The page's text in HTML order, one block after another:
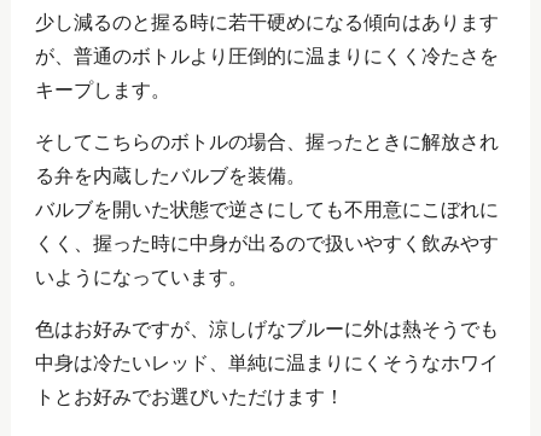
少し減るのと握る時に若干硬めになる傾向はあります
が、普通のボトルより圧倒的に温まりにくく冷たさを
キープします。
そしてこちらのボトルの場合、握ったときに解放され
る弁を内蔵したバルブを装備。
バルブを開いた状態で逆さにしても不用意にこぼれに
くく、握った時に中身が出るので扱いやすく飲みやす
いようになっています。
色はお好みですが、涼しげなブルーに外は熱そうでも
中身は冷たいレッド、単純に温まりにくそうなホワイ
トとお好みでお選びいただけます！